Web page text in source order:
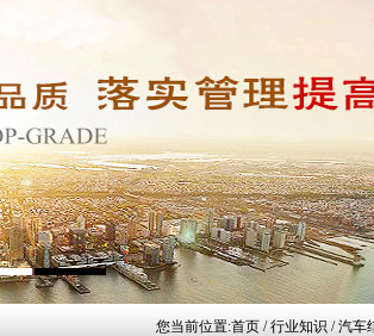
您当前位置:首页 / 行业知识 / 汽车